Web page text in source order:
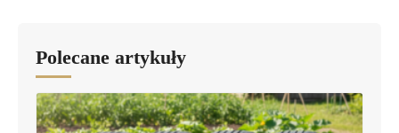
Polecane artykuły